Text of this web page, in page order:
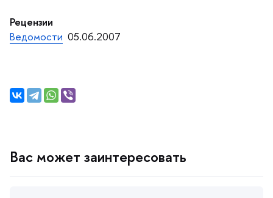
Рецензии
едомости 05.06.2007
ас может заинтересовать